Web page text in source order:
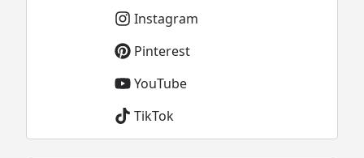
Instagram
Pinterest
YouTube
TikTok